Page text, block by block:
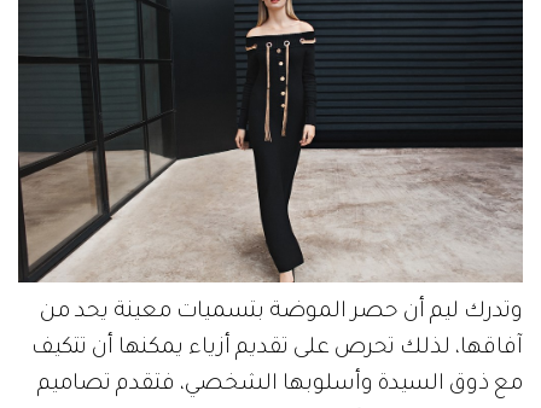
وتدرك ليم أن حصر الموضة بتسميات معينة يحد من
آفاقها، لذلك تحرص على تقديم أزياء يمكنها أن تتكيف
مع ذوق السيدة وأسلوبها الشخصي، فتقدم تصاميم